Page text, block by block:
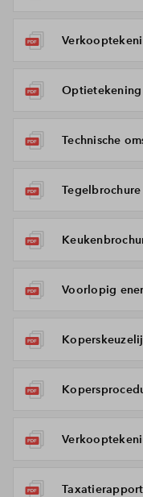
Optietekening
Technische
Tegelbrochure
Voorlopig